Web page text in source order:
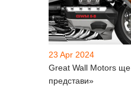
23 Apr 2024
Great Wall Motors ще
представи»